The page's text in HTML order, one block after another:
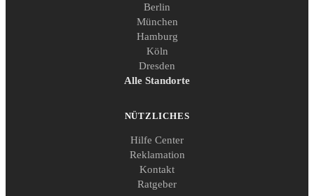
Berlin
München
Hamburg
Köln
Dresden
Alle Standorte
NÜTZLICHES
Hilfe Center
Reklamation
Kontakt
Ratgeber